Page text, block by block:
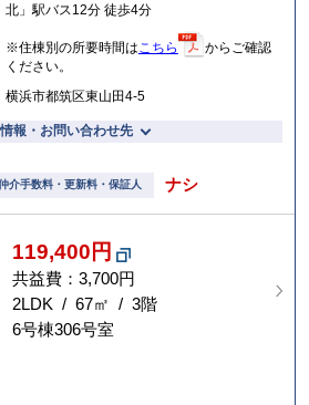
北」駅バス12分 徒歩4分
※住棟別の所要時間は こちら
からご確認
ください。
横浜市都筑区東山田4-5
報・お問い合わせ先
介手数料・更新料・保証人 ナシ
119,400円
共益費：3,700円
2LDK / 67㎡ / 3階
6号棟306号室